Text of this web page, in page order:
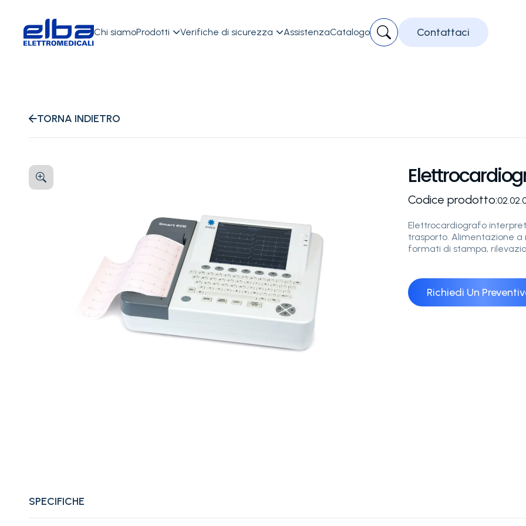
Chi siamoProdotti Verifiche di sicurezza AssistenzaCatalogo Contattaci
TORNA INDIETRO
Codice prodotto:
Elettrocardiografo
trasporto. Alimentazione
formati di stampa,
Richiedi Un
SPECIFICHE